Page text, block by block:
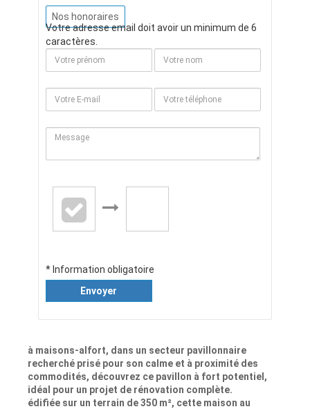
Nos honoraires
Votre adresse email doit avoir un minimum de 6
caractères.
* Information obligatoire
Envoyer
à maisons-alfort, dans un secteur pavillonnaire
recherché prisé pour son calme et à proximité des
commodités, découvrez ce pavillon à fort potentiel,
idéal pour un projet de rénovation complète.
édifiée sur un terrain de 350 m², cette maison au